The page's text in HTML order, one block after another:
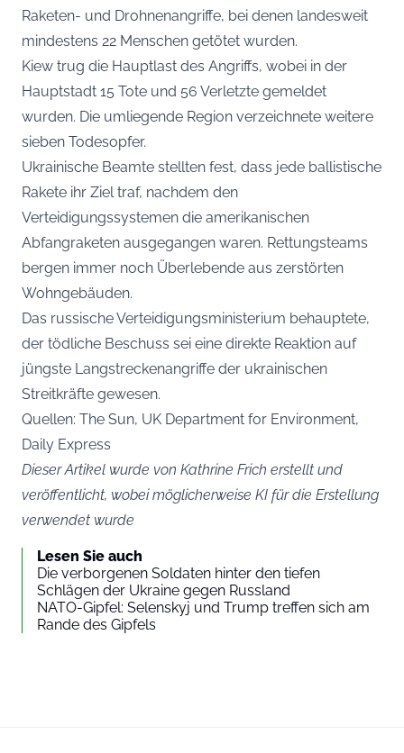
Raketen- und Drohnenangriffe, bei denen landesweit
mindestens 22 Menschen getötet wurden.
Kiew trug die Hauptlast des Angriffs, wobei in der
Hauptstadt 15 Tote und 56 Verletzte gemeldet
wurden. Die umliegende Region verzeichnete weitere
sieben Todesopfer.
Ukrainische Beamte stellten fest, dass jede ballistische
Rakete ihr Ziel traf, nachdem den
Verteidigungssystemen die amerikanischen
Abfangraketen ausgegangen waren. Rettungsteams
bergen immer noch Überlebende aus zerstörten
Wohngebäuden.
Das russische Verteidigungsministerium behauptete,
der tödliche Beschuss sei eine direkte Reaktion auf
jüngste Langstreckenangriffe der ukrainischen
Streitkräfte gewesen.
Quellen: The Sun, UK Department for Environment,
Daily Express
Dieser Artikel wurde von Kathrine Frich erstellt und
veröffentlicht, wobei möglicherweise KI für die Erstellung
verwendet wurde
Lesen Sie auch
Die verborgenen Soldaten hinter den tiefen
Schlägen der Ukraine gegen Russland
NATO-Gipfel: Selenskyj und Trump treffen sich am
Rande des Gipfels